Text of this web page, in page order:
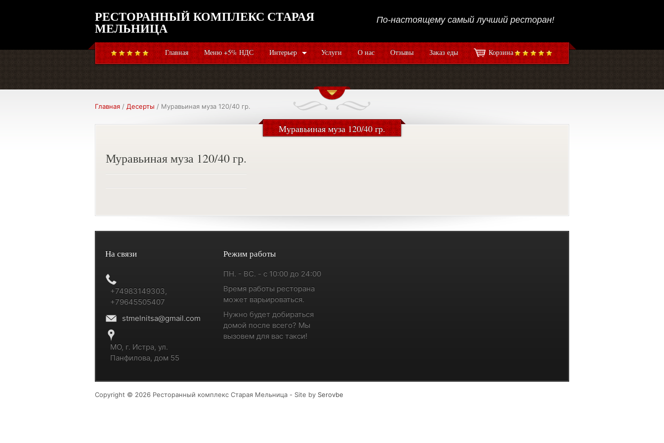
Главная Меню +5% НДС Интерьер Услуги О нас Отзывы Заказ еды Корзина
РЕСТОРАННЫЙ КОМПЛЕКС СТАРАЯ
МЕЛЬНИЦА По-настоящему самый лучший ресторан!
Главная / Десерты / Муравьиная муза 120/40 гр.
Муравьиная муза 120/40 гр.
Муравьиная муза 120/40 гр.
На связи
+74983149303,
+79645505407
stmelnitsa@gmail.com
МО, г. Истра, ул.
Панфилова, дом 55
Режим работы
ПН. - ВС. - с 10:00 до 24:00
Время работы ресторана
может варьироваться.
Нужно будет добираться
домой после всего? Мы
вызовем для вас такси!
Copyright © 2026 Ресторанный комплекс Старая Мельница - Site by Serovbe